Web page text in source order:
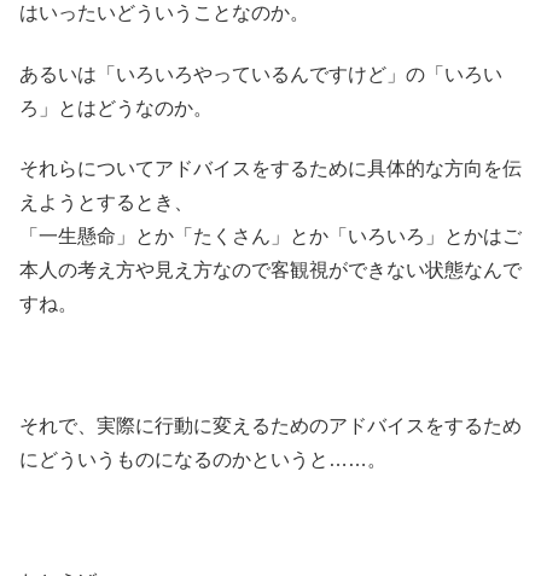
はいったいどういうことなのか。
あるいは「いろいろやっているんですけど」の「いろい
ろ」とはどうなのか。
それらについてアドバイスをするために具体的な方向を伝
えようとするとき、
「一生懸命」とか「たくさん」とか「いろいろ」とかはご
本人の考え方や見え方なので客観視ができない状態なんで
すね。
それで、実際に行動に変えるためのアドバイスをするため
にどういうものになるのかというと……。